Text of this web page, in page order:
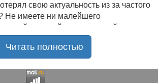
свою актуальность из за частого
Не имеете ни малейшего
найти новый качественный контент
В таком случае вы обратились по
своих старых и новых
Читать полностью